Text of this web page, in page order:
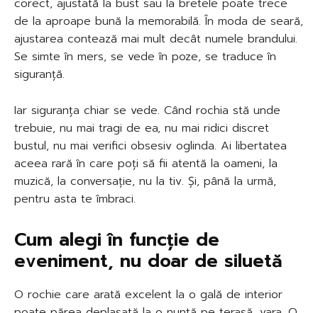
de la aproape bună la memorabilă. În moda de seară,
ajustarea contează mai mult decât numele brandului.
Se simte în mers, se vede în poze, se traduce în
siguranță.
Iar siguranța chiar se vede. Când rochia stă unde
trebuie, nu mai tragi de ea, nu mai ridici discret
bustul, nu mai verifici obsesiv oglinda. Ai libertatea
aceea rară în care poți să fii atentă la oameni, la
muzică, la conversație, nu la tiv. Și, până la urmă,
pentru asta te îmbraci.
Cum alegi în funcție de
eveniment, nu doar de siluetă
O rochie care arată excelent la o gală de interior